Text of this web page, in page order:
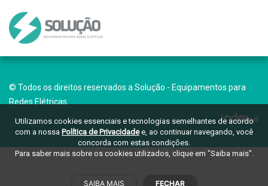
© Todos os direitos reservados a Solução - Equipamentos para
Redes Elétricas.
Utilizamos cookies essenciais e tecnologias semelhantes de acordo
com a nossa Política de Privacidadee, ao continuar navegando, você
concorda com estas condições.
Para saber mais sobre os cookies utilizados, clique em "Saiba mais".
SAIBA MAIS FECHAR